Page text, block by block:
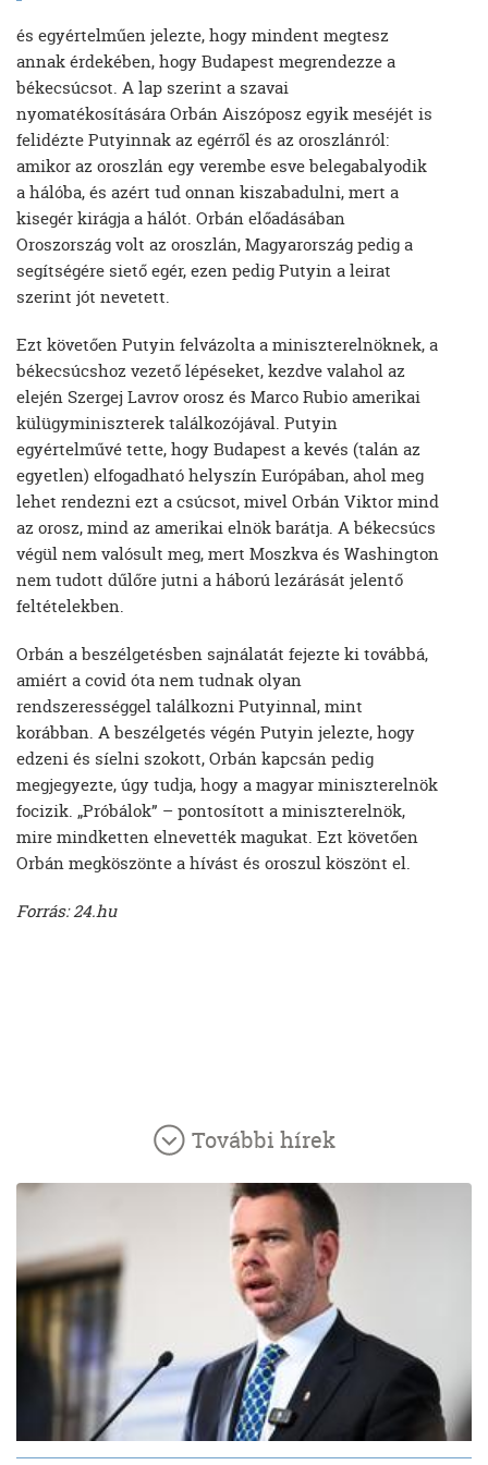
és egyértelműen jelezte, hogy mindent megtesz
annak érdekében, hogy Budapest megrendezze a
békecsúcsot. A lap szerint a szavai
nyomatékosítására Orbán Aiszóposz egyik meséjét is
felidézte Putyinnak az egérről és az oroszlánról:
amikor az oroszlán egy verembe esve belegabalyodik
a hálóba, és azért tud onnan kiszabadulni, mert a
kisegér kirágja a hálót. Orbán előadásában
Oroszország volt az oroszlán, Magyarország pedig a
segítségére siető egér, ezen pedig Putyin a leirat
szerint jót nevetett.
Ezt követően Putyin felvázolta a miniszterelnöknek, a
békecsúcshoz vezető lépéseket, kezdve valahol az
elején Szergej Lavrov orosz és Marco Rubio amerikai
külügyminiszterek találkozójával. Putyin
egyértelművé tette, hogy Budapest a kevés (talán az
egyetlen) elfogadható helyszín Európában, ahol meg
lehet rendezni ezt a csúcsot, mivel Orbán Viktor mind
az orosz, mind az amerikai elnök barátja. A békecsúcs
végül nem valósult meg, mert Moszkva és Washington
nem tudott dűlőre jutni a háború lezárását jelentő
feltételekben.
Orbán a beszélgetésben sajnálatát fejezte ki továbbá,
amiért a covid óta nem tudnak olyan
rendszerességgel találkozni Putyinnal, mint
korábban. A beszélgetés végén Putyin jelezte, hogy
edzeni és síelni szokott, Orbán kapcsán pedig
megjegyezte, úgy tudja, hogy a magyar miniszterelnök
focizik. „Próbálok” – pontosított a miniszterelnök,
mire mindketten elnevették magukat. Ezt követően
Orbán megköszönte a hívást és oroszul köszönt el.
Forrás: 24.hu
További hírek